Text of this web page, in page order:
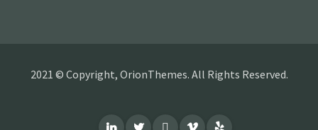
2021 © Copyright, OrionThemes. All Rights Reserved.